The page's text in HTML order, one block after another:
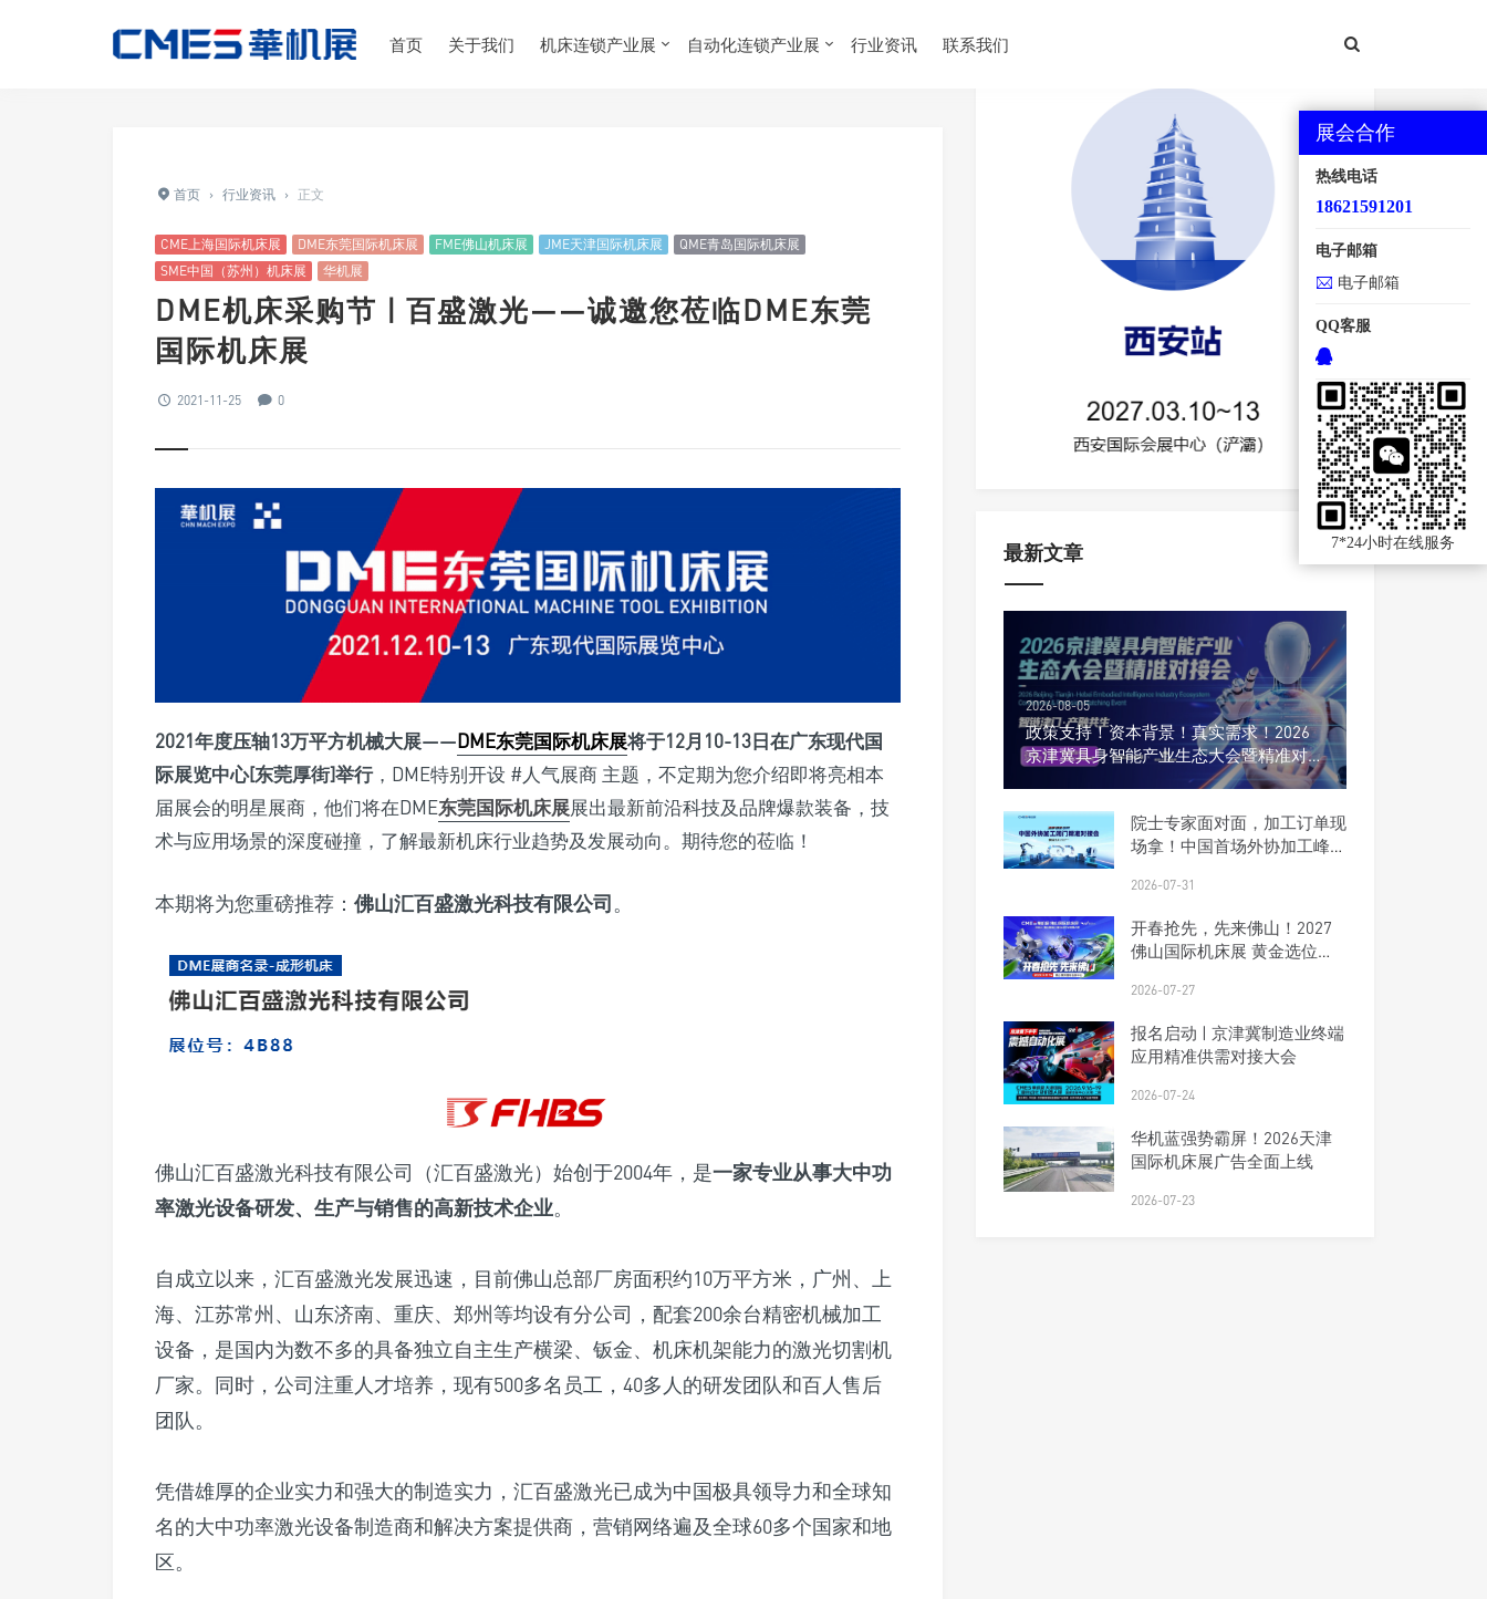
首页 关于我们 机床连锁产业展 自动化连锁产业展 行业资讯 联系我们
首页 › 行业资讯 › 正文
CME上海国际机床展 DME东莞国际机床展 FME佛山机床展 JME天津国际机床展
QME青岛国际机床展
SME中国（苏州）机床展
华机展
DME机床采购节 | 百盛激光——诚邀您莅临DME东莞
国际机床展
2021-11-25 0
2021年度压轴13万平方机械大展——DME东莞国际机床展将于12月10-13日在广东现代国
际展览中心[东莞厚街]举行，DME特别开设 #人气展商 主题，不定期为您介绍即将亮相本
届展会的明星展商，他们将在DME东莞国际机床展展出最新前沿科技及品牌爆款装备，技
术与应用场景的深度碰撞，了解最新机床行业趋势及发展动向。期待您的莅临！
本期将为您重磅推荐： 佛山汇百盛激光科技有限公司。
佛山汇百盛激光科技有限公司（汇百盛激光）始创于2004年，是一家专业从事大中功
率激光设备研发、生产与销售的高新技术企业。
自成立以来，汇百盛激光发展迅速，目前佛山总部厂房面积约10万平方米，广州、上
海、江苏常州、山东济南、重庆、郑州等均设有分公司，配套200余台精密机械加工
设备，是国内为数不多的具备独立自主生产横梁、钣金、机床机架能力的激光切割机
厂家。同时，公司注重人才培养，现有500多名员工，40多人的研发团队和百人售后
团队。
凭借雄厚的企业实力和强大的制造实力，汇百盛激光已成为中国极具领导力和全球知
名的大中功率激光设备制造商和解决方案提供商，营销网络遍及全球60多个国家和地
区。
地点：西安国际会展中心【浐灞
最新文章
2026-08-05
政策支持！资本背景！真实需求！2026
京津冀具身智能产业生态大会暨精准对接
院士专家面对面，加工订单现
场拿！中国首场外协加工峰会
2026-07-31
开春抢先，先来佛山！2027
佛山国际机床展 黄金选位正
2026-07-27
报名启动 | 京津冀制造业终端
应用精准供需对接大会
2026-07-24
华机蓝强势霸屏！2026天津
国际机床展广告全面上线
2026-07-23
展会合作
热线电话
18621591201
电子邮箱
电子邮箱
QQ客服
7*24小时在线服务